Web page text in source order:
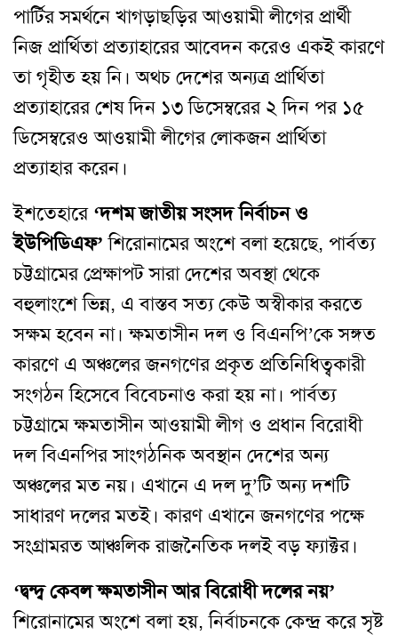
পার্টির সমর্থনে খাগড়াছড়ির আওয়ামী লীগের প্রার্থী
নিজ প্রার্থিতা প্রত্যাহারের আবেদন করেও একই কারণে
তা গৃহীত হয় নি। অথচ দেশের অন্যত্র প্রার্থিতা
প্রত্যাহারের শেষ দিন ১৩ ডিসেম্বরের ২ দিন পর ১৫
ডিসেম্বরেও আওয়ামী লীগের লোকজন প্রার্থিতা
প্রত্যাহার করেন।
ইশতেহারে ‘দশম জাতীয় সংসদ নির্বাচন ও
ইউপিডিএফ’ শিরোনামের অংশে বলা হয়েছে, পার্বত্য
চট্টগ্রামের প্রেক্ষাপট সারা দেশের অবস্থা থেকে
বহুলাংশে ভিন্ন, এ বাস্তব সত্য কেউ অস্বীকার করতে
সক্ষম হবেন না। ক্ষমতাসীন দল ও বিএনপি’কে সঙ্গত
কারণে এ অঞ্চলের জনগণের প্রকৃত প্রতিনিধিত্বকারী
সংগঠন হিসেবে বিবেচনাও করা হয় না। পার্বত্য
চট্টগ্রামে ক্ষমতাসীন আওয়ামী লীগ ও প্রধান বিরোধী
দল বিএনপির সাংগঠনিক অবস্থান দেশের অন্য
অঞ্চলের মত নয়। এখানে এ দল দু’টি অন্য দশটি
সাধারণ দলের মতই। কারণ এখানে জনগণের পক্ষে
সংগ্রামরত আঞ্চলিক রাজনৈতিক দলই বড় ফ্যাক্টর।
‘দ্বন্দ্ব কেবল ক্ষমতাসীন আর বিরোধী দলের নয়’
শিরোনামের অংশে বলা হয়, নির্বাচনকে কেন্দ্র করে সৃষ্ট